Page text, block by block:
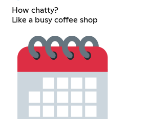
How chatty?
Like a busy coffee shop